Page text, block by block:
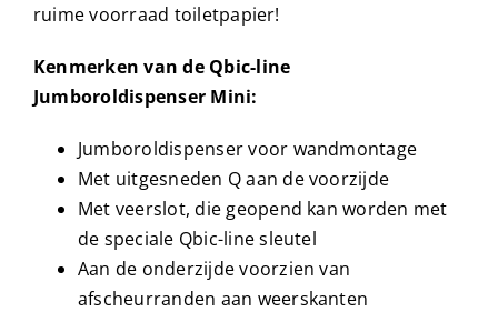
ruime voorraad toiletpapier!
Kenmerken van de Qbic-line
Jumboroldispenser Mini:
Jumboroldispenser voor wandmontage
Met uitgesneden Q aan de voorzijde
Met veerslot, die geopend kan worden met
de speciale Qbic-line sleutel
Aan de onderzijde voorzien van
afscheurranden aan weerskanten